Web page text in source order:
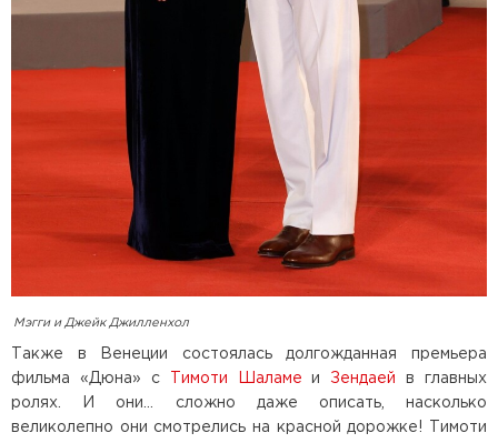
Мэгги и Джейк Джилленхол
Также в Венеции состоялась долгожданная премьера
фильма «Дюна» с
Тимоти Шаламе и Зендаей
в главных
ролях. И они… сложно даже описать, насколько
великолепно они смотрелись на красной дорожке! Тимоти